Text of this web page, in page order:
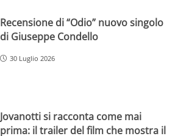
Recensione di “Odio” nuovo singolo
di Giuseppe Condello
30 Luglio 2026
Jovanotti si racconta come mai
prima: il trailer del film che mostra il